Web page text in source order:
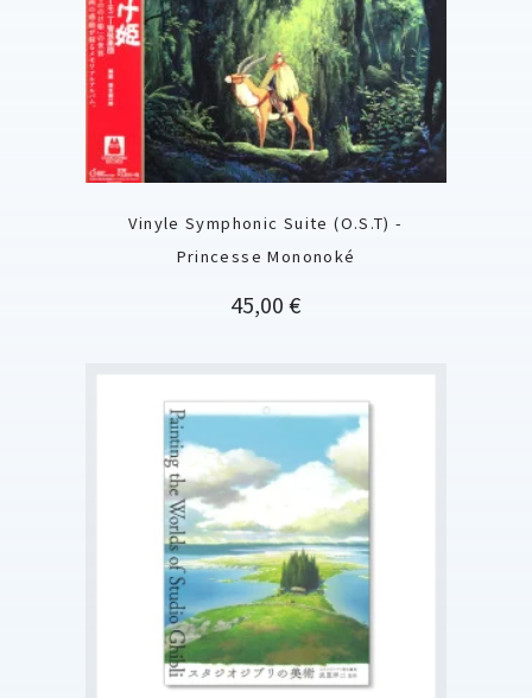
Vinyle Symphonic Suite (O.S.T) -
Princesse Mononoké
Prix
45,00 €